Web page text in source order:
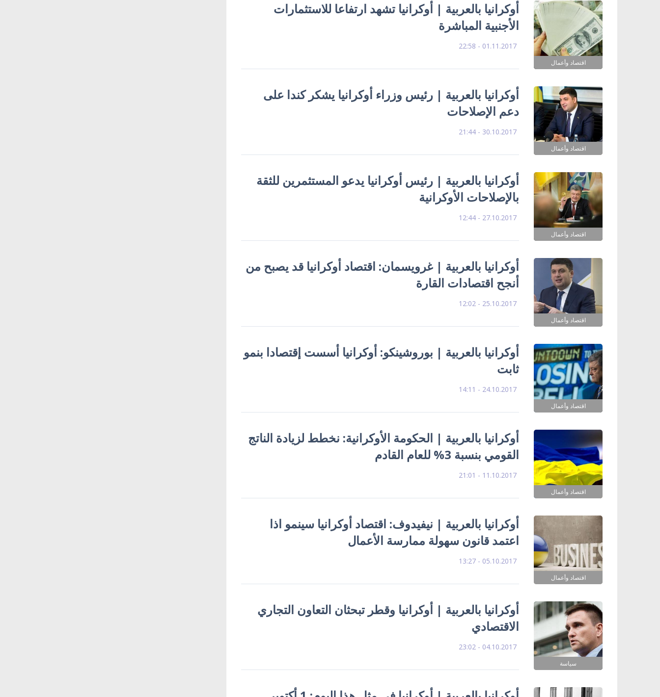
اقتصاد وأعمال
أوكرانيا بالعربية | أوكرانيا تشهد ارتفاعا للاستثمارات
الأجنبية المباشرة
01.11.2017 - 22:58
اقتصاد وأعمال
أوكرانيا بالعربية | رئيس وزراء أوكرانيا يشكر كندا على
دعم الإصلاحات
30.10.2017 - 21:44
اقتصاد وأعمال
أوكرانيا بالعربية | رئيس أوكرانيا يدعو المستثمرين للثقة
بالإصلاحات الأوكرانية
27.10.2017 - 12:44
اقتصاد وأعمال
أوكرانيا بالعربية | غرويسمان: اقتصاد أوكرانيا قد يصبح من
أنجح اقتصادات القارة
25.10.2017 - 12:02
اقتصاد وأعمال
أوكرانيا بالعربية | بوروشينكو: أوكرانيا أسست إقتصادا بنمو
ثابت
24.10.2017 - 14:11
اقتصاد وأعمال
أوكرانيا بالعربية | الحكومة الأوكرانية: نخطط لزيادة الناتج
القومي بنسبة 3% للعام القادم
11.10.2017 - 21:01
اقتصاد وأعمال
أوكرانيا بالعربية | نيفيدوف: اقتصاد أوكرانيا سينمو اذا
اعتمد قانون سهولة ممارسة الأعمال
05.10.2017 - 13:27
سياسة
أوكرانيا بالعربية | أوكرانيا وقطر تبحثان التعاون التجاري
الاقتصادي
04.10.2017 - 23:02